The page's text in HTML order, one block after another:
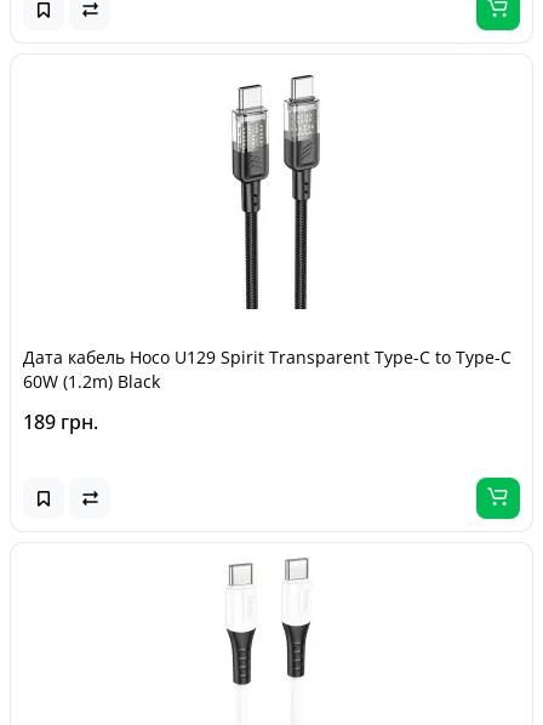
Дата кабель Hoco U129 Spirit Transparent Type-C to Type-C
60W (1.2m) Black
189 грн.